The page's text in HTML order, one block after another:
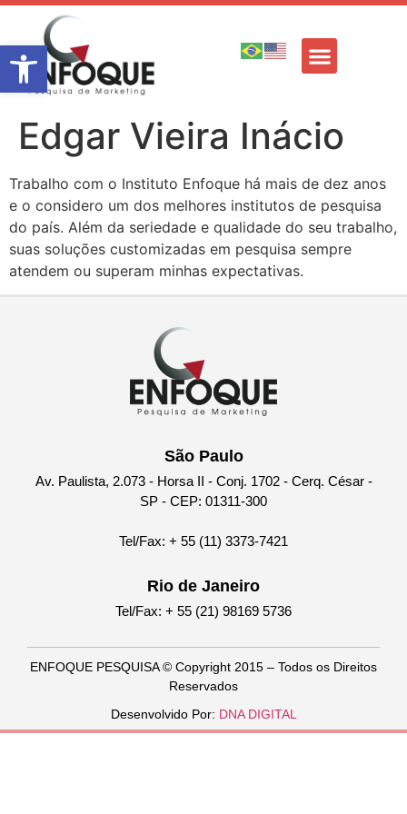
Barra de Ferramentas Aberta
Edgar Vieira Inácio
Trabalho com o Instituto Enfoque há mais de dez anos
e o considero um dos melhores institutos de pesquisa
do país. Além da seriedade e qualidade do seu trabalho,
suas soluções customizadas em pesquisa sempre
atendem ou superam minhas expectativas.
São Paulo
Av. Paulista, 2.073 - Horsa II - Conj. 1702 - Cerq. César -
SP - CEP: 01311-300
Tel/Fax: + 55 (11) 3373-7421
Rio de Janeiro
Tel/Fax: + 55 (21) 98169 5736
ENFOQUE PESQUISA © Copyright 2015 – Todos os Direitos
Reservados
Desenvolvido Por: DNA DIGITAL